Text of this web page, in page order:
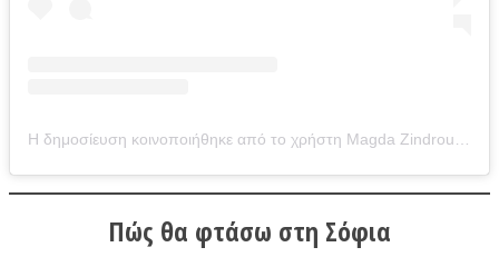
Πώς θα φτάσω στη Σόφια